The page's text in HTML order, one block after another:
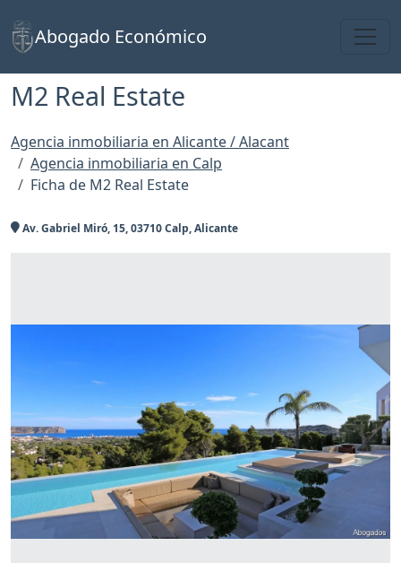
Abogado Económico
М2 Real Estate
Agencia inmobiliaria en Alicante / Alacant
Agencia inmobiliaria en Calp
Ficha de М2 Real Estate
Av. Gabriel Miró, 15, 03710 Calp, Alicante